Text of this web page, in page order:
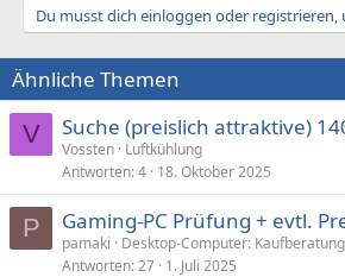
Du musst dich einloggen oder
Ähnliche Themen
V Suche (preislich attraktive)
Vossten Luftkühlung
Antworten 4 18. Oktober 2025
P Gaming-PC Prüfung + evtl.
pamaki
Desktop-Computer: Kaufberatung
Antworten 27 1. Juli 2025